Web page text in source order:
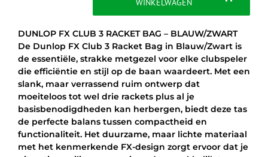
RACKET
WINKELWAGEN
DUNLOP FX CLUB 3 RACKET BAG – BLAUW/ZWART
De Dunlop FX Club 3 Racket Bag in Blauw/Zwart is
de essentiële, strakke metgezel voor elke clubspeler
die efficiëntie en stijl op de baan waardeert. Met een
slank, maar verrassend ruim ontwerp dat
moeiteloos tot wel drie rackets plus al je
basisbenodigdheden kan herbergen, biedt deze tas
de perfecte balans tussen compactheid en
functionaliteit. Het duurzame, maar lichte materiaal
met het kenmerkende FX-design zorgt ervoor dat je